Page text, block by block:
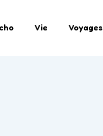
Vie Voyages